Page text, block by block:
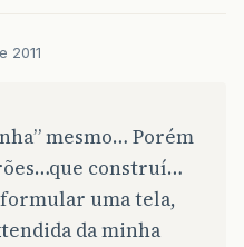
2011
mesmo… Porém
construí…
uma tela,
da minha